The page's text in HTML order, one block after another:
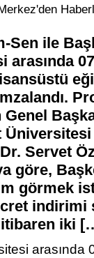
Sen ile
arasında
Servet
göre,
görmek
indirimi
itibaren iki
arasında